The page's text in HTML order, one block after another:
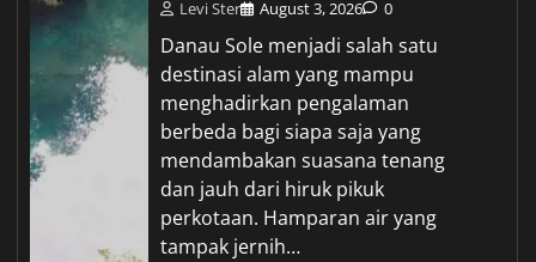
Levi Ster August 3, 2026 0
Danau Sole menjadi salah satu
destinasi alam yang mampu
menghadirkan pengalaman
berbeda bagi siapa saja yang
mendambakan suasana tenang
dan jauh dari hiruk pikuk
perkotaan. Hamparan air yang
tampak jernih…